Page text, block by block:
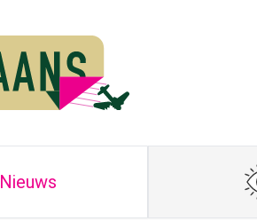
Nieuws